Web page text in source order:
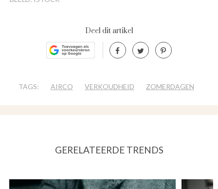
Deel dit artikel
TAGS: AIRCO VERKOUDHEID ZOMERDAGEN
GERELATEERDE TRENDS